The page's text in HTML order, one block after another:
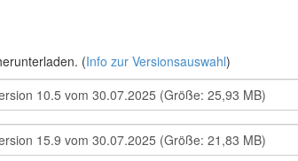
(Info zur Versionsauswahl)